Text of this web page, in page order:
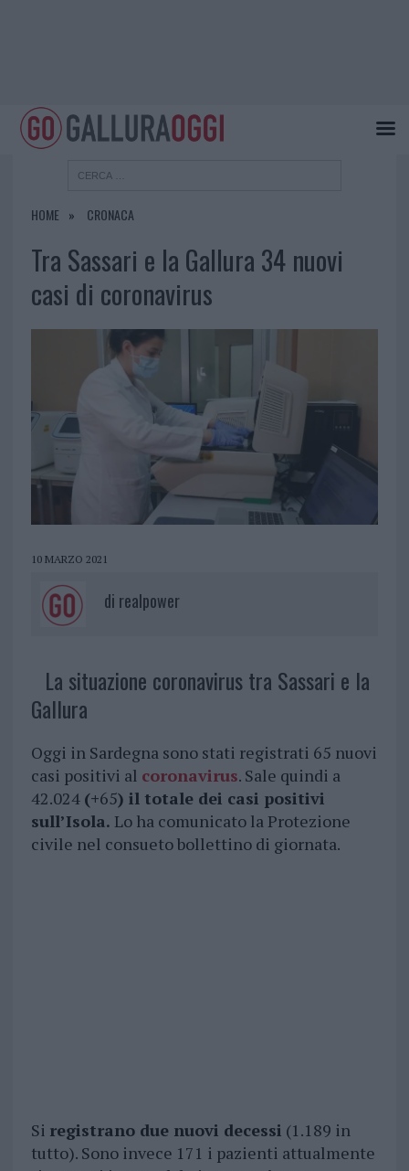
HOME CRONACA
Tra Sassari e la Gallura 34 nuovi
casi di coronavirus
10 MARZO 2021
di realpower
La situazione coronavirus tra Sassari e la
Gallura
Oggi in Sardegna sono stati registrati 65 nuovi
casi positivi al coronavirus. Sale quindi a
42.024 (+65) il totale dei casi positivi
sull’Isola. Lo ha comunicato la Protezione
civile nel consueto bollettino di giornata.
Si registrano due nuovi decessi (1.189 in
tutto). Sono invece 171 i pazienti attualmente